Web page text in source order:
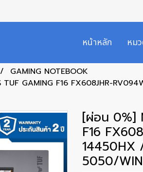
หน้าหลัก หม
GAMING NOTEBOOK
GAMING F16 FX608JHR-
[ผ่อน 0%]
F16
14450HX
5050/